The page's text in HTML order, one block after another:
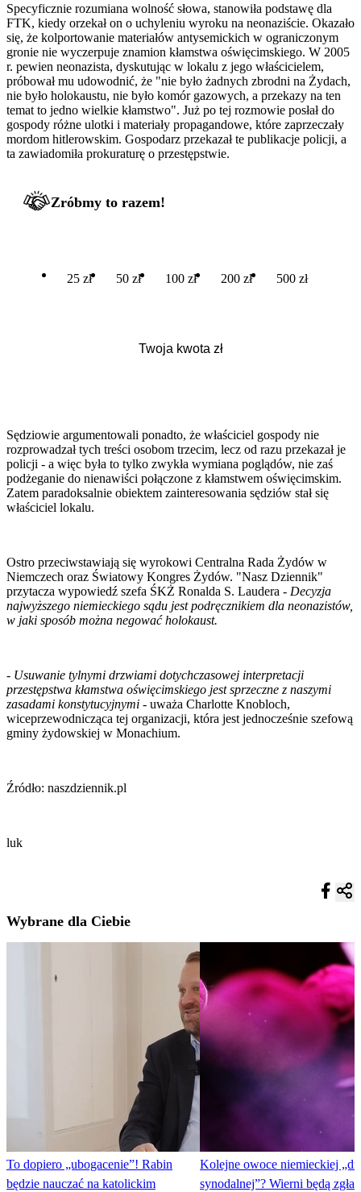
Specyficznie rozumiana wolność słowa, stanowiła podstawę dla
FTK, kiedy orzekał on o uchyleniu wyroku na neonaziście. Okazało
się, że kolportowanie materiałów antysemickich w ograniczonym
gronie nie wyczerpuje znamion kłamstwa oświęcimskiego. W 2005
r. pewien neonazista, dyskutując w lokalu z jego właścicielem,
próbował mu udowodnić, że "nie było żadnych zbrodni na Żydach,
nie było holokaustu, nie było komór gazowych, a przekazy na ten
temat to jedno wielkie kłamstwo". Już po tej rozmowie posłał do
gospody różne ulotki i materiały propagandowe, które zaprzeczały
mordom hitlerowskim. Gospodarz przekazał te publikacje policji, a
ta zawiadomiła prokuraturę o przestępstwie.
Zróbmy to razem!
25 zł 50 zł 100 zł 200 zł 500 zł
Sędziowie argumentowali ponadto, że właściciel gospody nie
rozprowadzał tych treści osobom trzecim, lecz od razu przekazał je
policji - a więc była to tylko zwykła wymiana poglądów, nie zaś
podżeganie do nienawiści połączone z kłamstwem oświęcimskim.
Zatem paradoksalnie obiektem zainteresowania sędziów stał się
właściciel lokalu.
Ostro przeciwstawiają się wyrokowi Centralna Rada Żydów w
Niemczech oraz Światowy Kongres Żydów. "Nasz Dziennik"
przytacza wypowiedź szefa ŚKŻ Ronalda S. Laudera - Decyzja
najwyższego niemieckiego sądu jest podręcznikiem dla neonazistów,
w jaki sposób można negować holokaust.
- Usuwanie tylnymi drzwiami dotychczasowej interpretacji
przestępstwa kłamstwa oświęcimskiego jest sprzeczne z naszymi
zasadami konstytucyjnymi - uważa Charlotte Knobloch,
wiceprzewodnicząca tej organizacji, która jest jednocześnie szefową
gminy żydowskiej w Monachium.
Źródło: naszdziennik.pl
luk
Wybrane dla Ciebie
To dopiero „ubogacenie”! Rabin
będzie nauczać na katolickim
Kolejne owoce niemieckiej
synodalnej”? Wierni będą